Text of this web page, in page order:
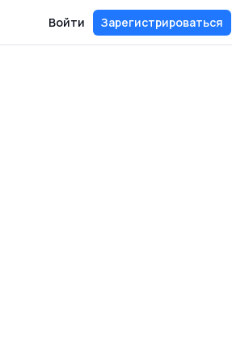
Войти Зарегистрироваться